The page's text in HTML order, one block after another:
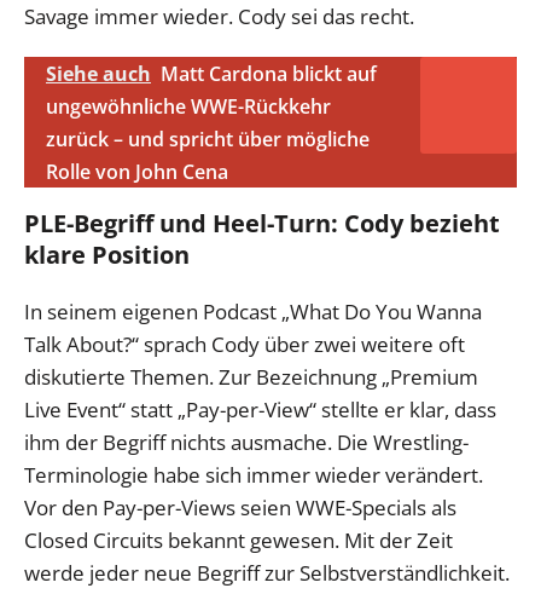
Savage immer wieder. Cody sei das recht.
Siehe auch Matt Cardona blickt auf
ungewöhnliche WWE-Rückkehr
zurück – und spricht über mögliche
Rolle von John Cena
PLE-Begriff und Heel-Turn: Cody bezieht
klare Position
In seinem eigenen Podcast „What Do You Wanna
Talk About?“ sprach Cody über zwei weitere oft
diskutierte Themen. Zur Bezeichnung „Premium
Live Event“ statt „Pay-per-View“ stellte er klar, dass
ihm der Begriff nichts ausmache. Die Wrestling-
Terminologie habe sich immer wieder verändert.
Vor den Pay-per-Views seien WWE-Specials als
Closed Circuits bekannt gewesen. Mit der Zeit
werde jeder neue Begriff zur Selbstverständlichkeit.